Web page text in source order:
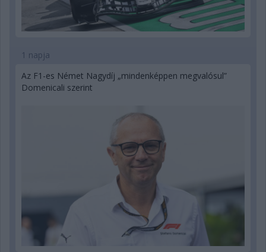
1 napja
Az F1-es Német Nagydíj „mindenképpen megvalósul”
Domenicali szerint